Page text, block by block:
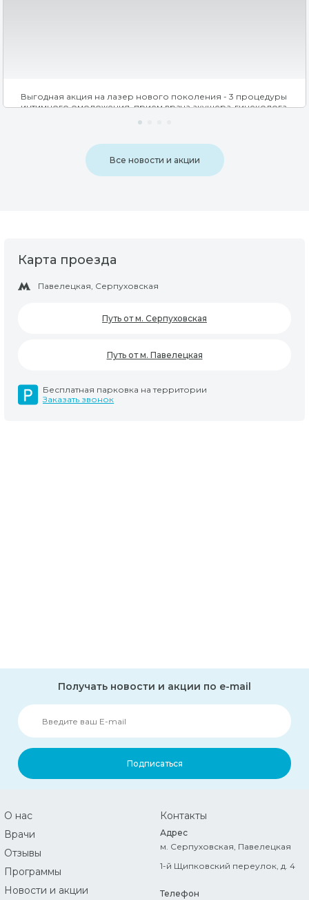
Выгодная акция на лазер нового поколения - 3 процедуры
интимного омоложения, прием врача акушера-гинеколога
Все новости и акции
Карта проезда
Павелецкая, Серпуховская
Путь от м. Серпуховская
Путь от м. Павелецкая
Бесплатная парковка на территории
Заказать звонок
Получать новости и акции по e-mail
Подписаться
О нас
Врачи
Отзывы
Программы
Новости и акции
Контакты
Адрес
м. Серпуховская, Павелецкая
1-й Щипковский переулок, д. 4
Телефон